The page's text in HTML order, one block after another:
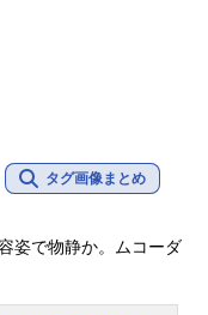
タグ画像まとめ
姿で物静か。ムコーダ